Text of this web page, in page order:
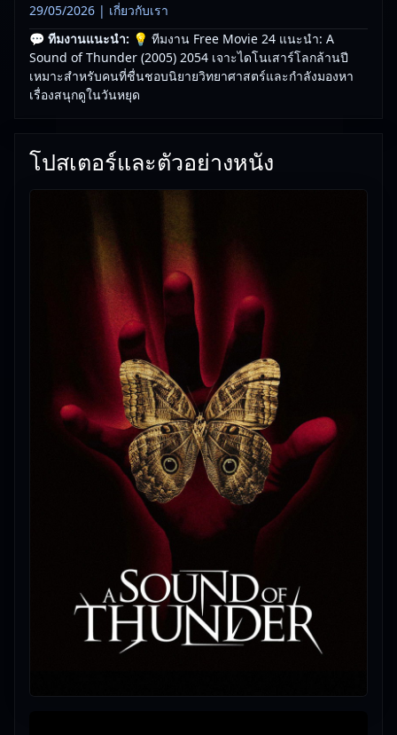
29/05/2026 | เกี่ยวกับเรา
💬 ทีมงานแนะนำ: 💡 ทีมงาน Free Movie 24 แนะนำ: A
Sound of Thunder (2005) 2054 เจาะไดโนเสาร์โลกล้านปี
เหมาะสำหรับคนที่ชื่นชอบนิยายวิทยาศาสตร์และกำลังมองหา
เรื่องสนุกดูในวันหยุด
โปสเตอร์และตัวอย่างหนัง